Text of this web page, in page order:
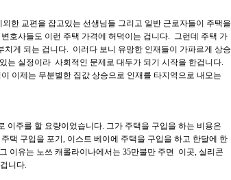
한 교편을 잡고있는 선생님들 그리고 일반 근로자들이 주택을
호사들도 이런 주택 가격에 허덕이는 겁니다. 그런데 주택 가
게 되는 겁니다. 이러다 보니 유망한 인재들이 가파르게 상승
는 실정이라 사회적인 문제로 대두가 되기 시작을 한겁니다.
이제는 무분별한 집값 상승으로 인재를 타지역으로 내모는
이주를 할 요량이었습니다. 그가 주택을 구입을 하는 비용은
택 구입을 포기, 이스트 베이에 주택을 구입을 하고 한달에 한
이유는 노쓰 캐롤라이나에서는 35만불만 주면 이곳, 실리콘
니다.